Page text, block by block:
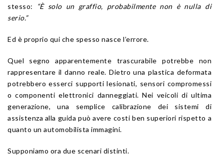
stesso:
“È solo un graffio, probabilmente non è nulla di
serio.”
Ed è proprio qui che spesso nasce l’errore.
Quel segno apparentemente trascurabile potrebbe non
rappresentare il danno reale. Dietro una plastica deformata
potrebbero esserci supporti lesionati, sensori compromessi
o componenti elettronici danneggiati. Nei veicoli di ultima
generazione, una semplice calibrazione dei sistemi di
assistenza alla guida può avere costi ben superiori rispetto a
quanto un automobilista immagini.
Supponiamo ora due scenari distinti.